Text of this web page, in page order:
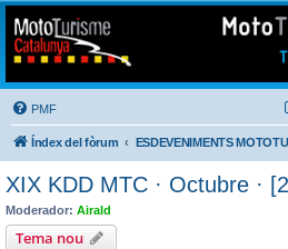
Mototurisme
Turisme en moto en català
PMF
Índex del fòrum ESDEVENIMENTS
XIX KDD MTC · Octubre ·
Moderador: Airald
Tema nou